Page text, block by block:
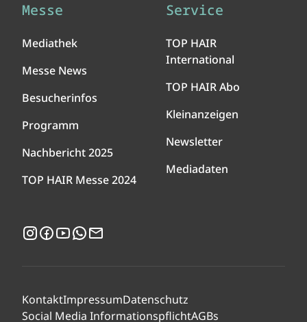
Messe
Mediathek
Messe News
Besucherinfos
Programm
Nachbericht 2025
TOP HAIR Messe 2024
Service
TOP HAIR
International
TOP HAIR Abo
Kleinanzeigen
Newsletter
Mediadaten
Instagram
Facebook
YouTubeWhatsApp
KontaktImpressumDatenschutz
Social Media InformationspflichtAGBs